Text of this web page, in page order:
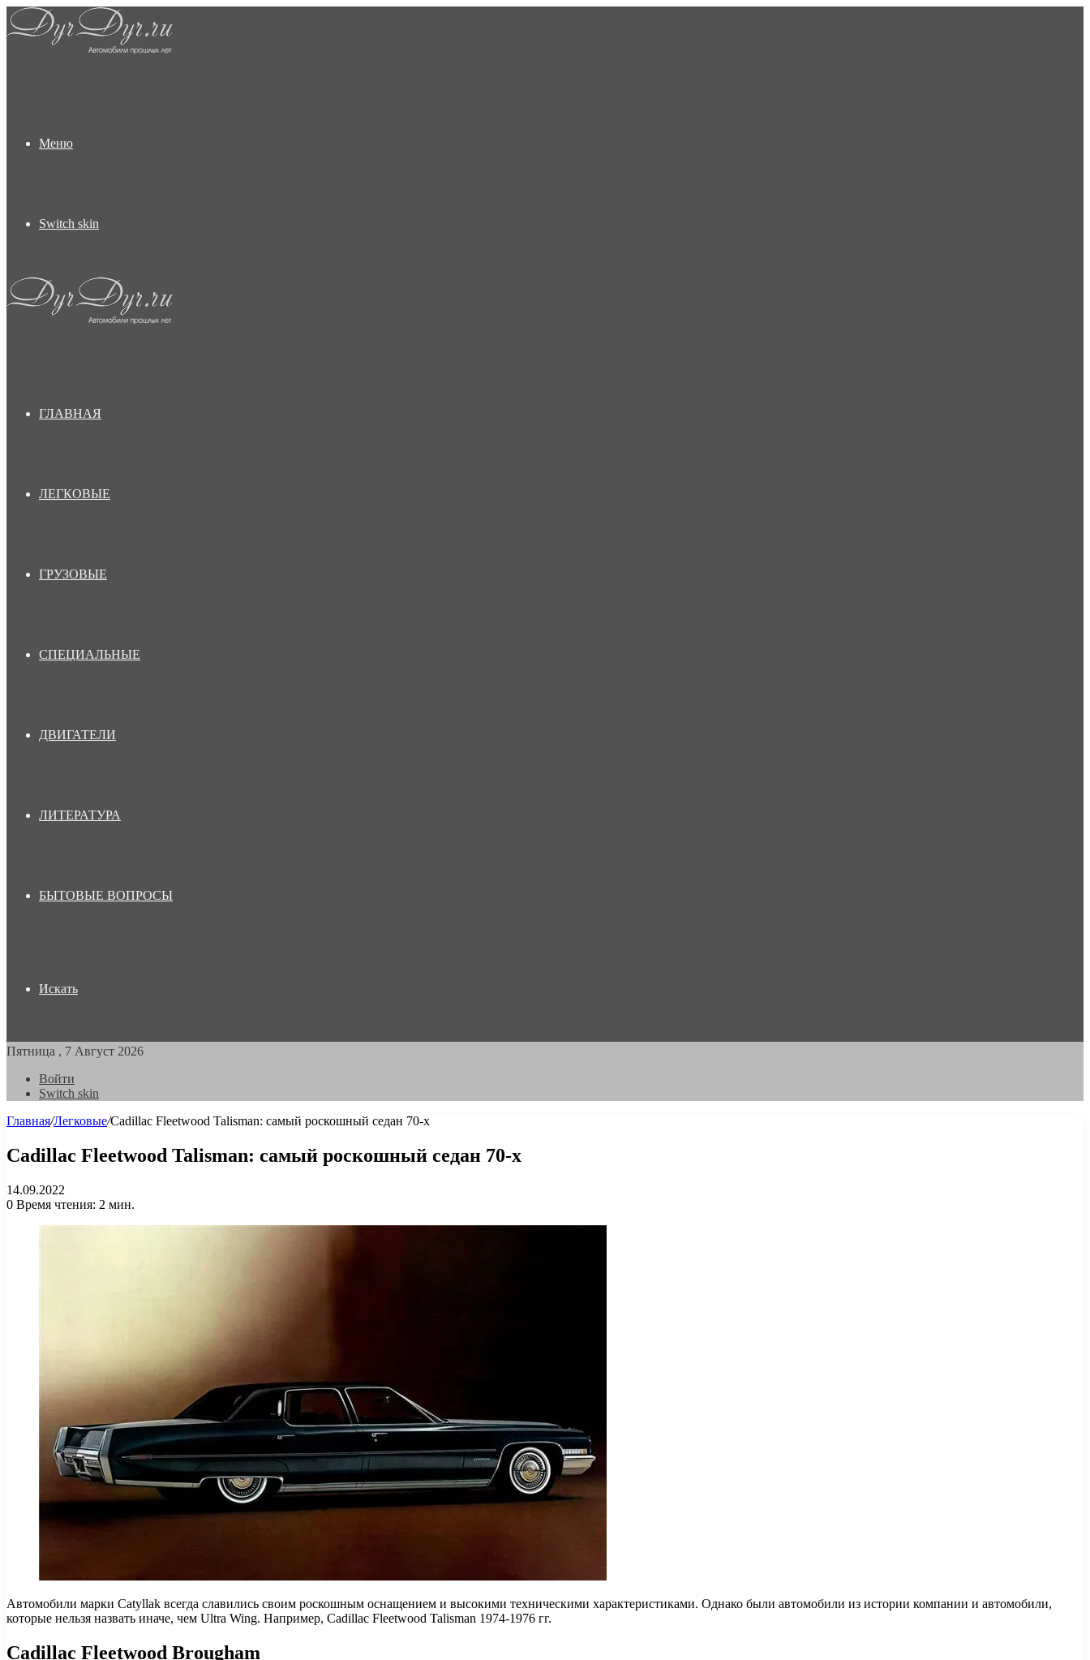
Меню
Switch skin
ГЛАВНАЯ
ЛЕГКОВЫЕ
ГРУЗОВЫЕ
СПЕЦИАЛЬНЫЕ
ДВИГАТЕЛИ
ЛИТЕРАТУРА
БЫТОВЫЕ ВОПРОСЫ
Искать
Пятница , 7 Август 2026
Войти
Switch skin
Главная/Легковые/Cadillac Fleetwood Talisman: самый роскошный седан 70-х
Cadillac Fleetwood Talisman: самый роскошный седан 70-х
14.09.2022
0 Время чтения: 2 мин.
Автомобили марки Catyllak всегда славились своим роскошным оснащением и высокими техническими характеристиками. Однако были автомобили из истории компании и автомобили,
которые нельзя назвать иначе, чем Ultra Wing. Например, Cadillac Fleetwood Talisman 1974-1976 гг.
Cadillac Fleetwood Brougham